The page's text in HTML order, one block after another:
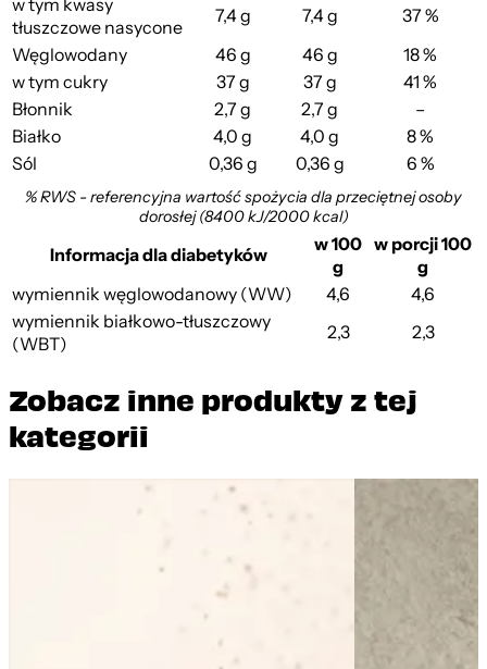
w tym kwasy
tłuszczowe nasycone
7,4 g 7,4 g
37 %
Węglowodany
46 g 46 g
18 %
w tym cukry
37 g 37 g
41 %
Błonnik
2,7 g 2,7 g
–
Białko
4,0 g 4,0 g
8 %
Sól
0,36 g 0,36 g 6 %
% RWS - referencyjna wartość spożycia dla przeciętnej osoby
dorosłej (8400 kJ/2000 kcal)
Informacja dla diabetyków
w 100
g
w porcji 100
g
wymiennik węglowodanowy (WW)
4,6
4,6
wymiennik białkowo-tłuszczowy
(WBT)
2,3 2,3
Zobacz inne produkty z tej
kategorii